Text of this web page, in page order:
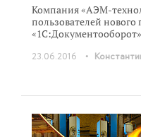
Компания «АЭМ-
пользователей нового
Этот проект уникален
функциональных
уже вошла в типовую
23.06.2016 •